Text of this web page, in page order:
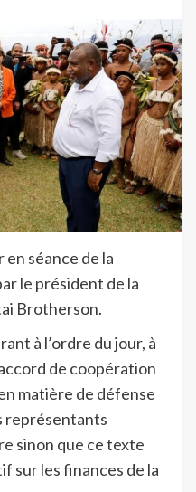
en séance de la
le président de la
Brotherson.
à l’ordre du jour, à
de coopération
matière de défense
représentants
sinon que ce texte
sur les finances de la